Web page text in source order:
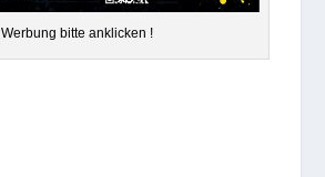
Wer­bung bitte anklicken !